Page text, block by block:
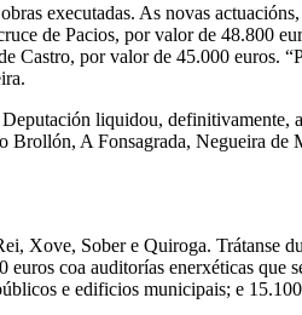
executadas. As novas
de Pacios, por valor de 48.800
Castro, por valor de 45.000 euros.
liquidou,
A Fonsagrada, Negueira de
Xove, Sober e Quiroga. Trátanse
coa auditorías enerxéticas
e edificios municipais; e